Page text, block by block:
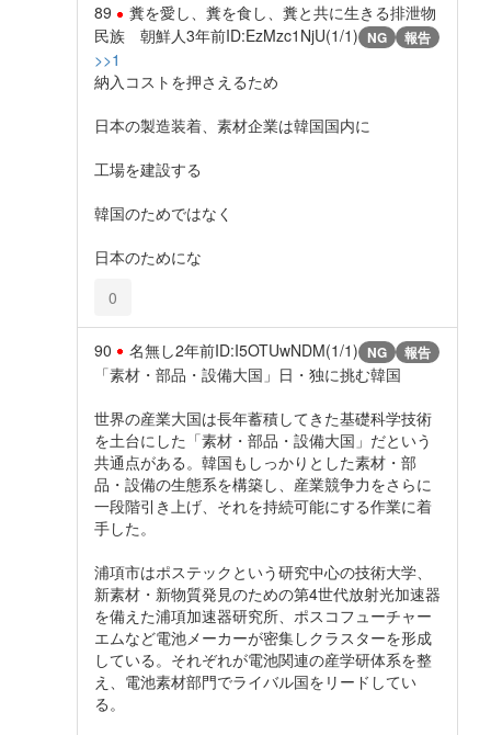
89
糞を愛し、糞を食し、糞と共に生きる排泄物
民族 朝鮮人3年前ID:EzMzc1NjU(1/1) NG 報告
>>1
納入コストを押さえるため
日本の製造装着、素材企業は韓国国内に
工場を建設する
韓国のためではなく
日本のためにな
0
90 名無し2年前ID:I5OTUwNDM(1/1) NG 報告
「素材・部品・設備大国」日・独に挑む韓国
世界の産業大国は長年蓄積してきた基礎科学技術
を土台にした「素材・部品・設備大国」だという
共通点がある。韓国もしっかりとした素材・部
品・設備の生態系を構築し、産業競争力をさらに
一段階引き上げ、それを持続可能にする作業に着
手した。
浦項市はポステックという研究中心の技術大学、
新素材・新物質発見のための第4世代放射光加速器
を備えた浦項加速器研究所、ポスコフューチャー
エムなど電池メーカーが密集しクラスターを形成
している。それぞれが電池関連の産学研体系を整
え、電池素材部門でライバル国をリードしてい
る。